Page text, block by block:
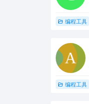
编程工具
编程工具